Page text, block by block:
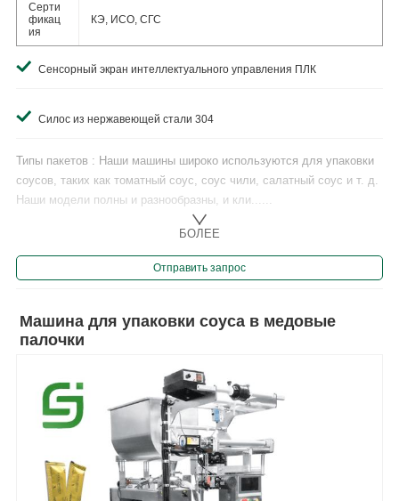
Серти
фикац
ия
КЭ, ИСО, СГС
Сенсорный экран интеллектуального управления ПЛК
Силос из нержавеющей стали 304
Типы пакетов : Наши машины широко используются для упаковки
соусов, таких как томатный соус, соус чили, салатный соус и т. д.
Наши модели полны и разнообразны, и кли......
БОЛЕЕ
Отправить запрос
Машина для упаковки соуса в медовые
палочки